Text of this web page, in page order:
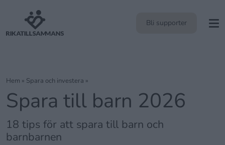
Bli supporter
Hem » Spara och investera »
Spara till barn 2026
18 tips för att spara till barn och
barnbarnen